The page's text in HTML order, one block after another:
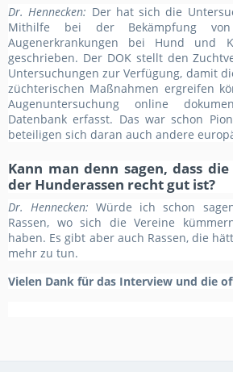
Dr. Hennecken: Der hat sich die
Mithilfe bei der Bekämpfung
Augenerkrankungen bei Hund und
geschrieben. Der DOK stellt den
Untersuchungen zur Verfügung, damit
züchterischen Maßnahmen ergreifen
Augenuntersuchung online
Datenbank erfasst. Das war schon
beteiligen sich daran auch andere
Kann man denn sagen, dass
der Hunderassen recht gut ist?
Dr. Hennecken: Würde ich schon
Rassen, wo sich die Vereine
haben. Es gibt aber auch Rassen, die
mehr zu tun.
Vielen Dank für das Interview und die